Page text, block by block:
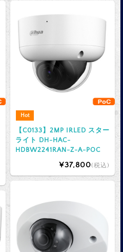
Hot
【C0133】2MP IRLED スター
ライト DH-HAC-
HDBW2241RAN-Z-A-POC
¥37,800(税込)